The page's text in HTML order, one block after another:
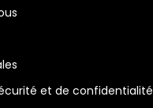
et de confidentialité